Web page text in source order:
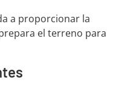
a proporcionar la
el terreno para